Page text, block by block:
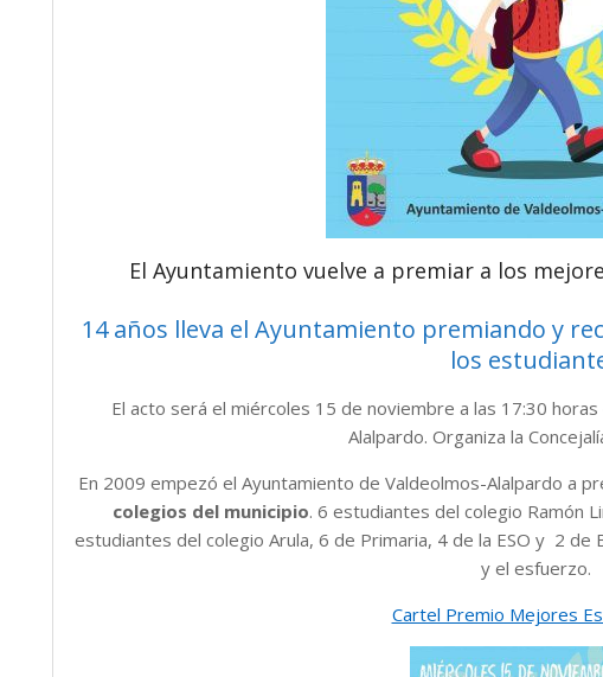
El Ayuntamiento vuelve a premiar a los
14 años lleva el Ayuntamiento premiando y
los
El acto será el miércoles 15 de noviembre a las 17:30 horas
Alalpardo. Organiza la
En 2009 empezó el Ayuntamiento de Valdeolmos-Alalpardo a
colegios del municipio. 6 estudiantes del colegio Ramón
estudiantes del colegio Arula, 6 de Primaria, 4 de la ESO y 2
y el esfuerzo.
Cartel Premio Mejores